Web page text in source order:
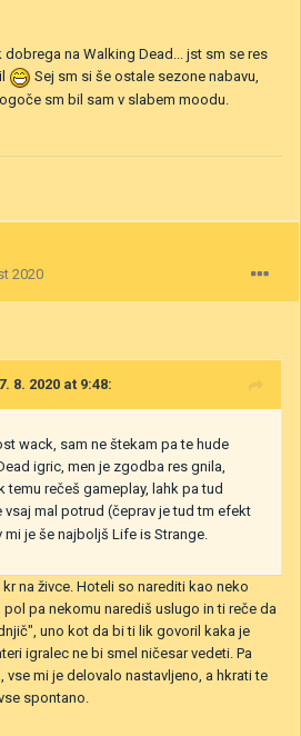
na Walking Dead... jst sm se res
Sej sm si še ostale sezone nabavu,
sm bil sam v slabem moodu.
2020
8. 2020 at 9:48:
wack, sam ne štekam pa te hude
igric, men je zgodba res gnila,
rečeš gameplay, lahk pa tud
vsaj mal potrud (čeprav je tud tm efekt
je še najboljš Life is Strange.
na živce. Hoteli so narediti kao neko
pa nekomu narediš uslugo in ti reče da
uno kot da bi ti lik govoril kaka je
igralec ne bi smel ničesar vedeti. Pa
mi je delovalo nastavljeno, a hkrati te
spontano.